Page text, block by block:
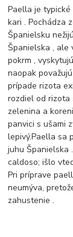
Paella je
kari . Pochádza
Španielsku
Španielska , ale
pokrm ,
naopak
prípade rizota
rozdiel od rizota
zelenina a
panvici s ušami
lepivý.Paella sa
juhu Španielska
caldoso; išlo
Pri príprave
neumýva,
zahustenie .